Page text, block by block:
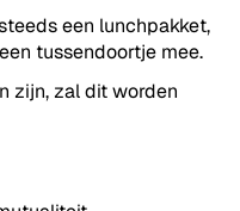
een lunchpakket,
tussendoortje mee.
zijn, zal dit worden